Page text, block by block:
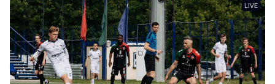
LIVE